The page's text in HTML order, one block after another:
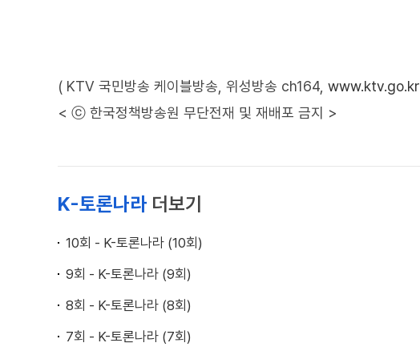
( KTV 국민방송 케이블방송, 위성방송 ch164, www.ktv.go.kr
< ⓒ 한국정책방송원 무단전재 및 재배포 금지 >
K-토론나라 더보기
10회 - K-토론나라 (10회)
9회 - K-토론나라 (9회)
8회 - K-토론나라 (8회)
7회 - K-토론나라 (7회)